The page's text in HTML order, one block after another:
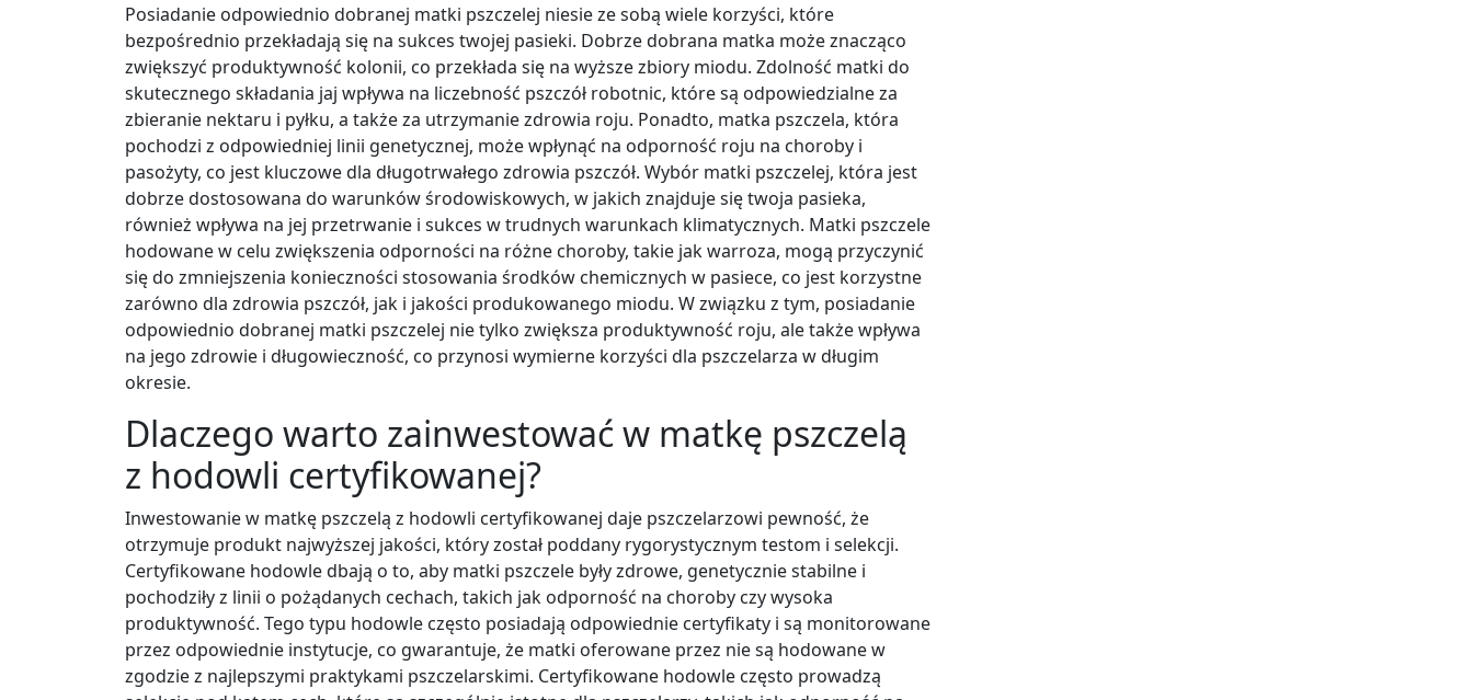
Posiadanie odpowiednio dobranej matki pszczelej niesie ze sobą wiele korzyści, które
bezpośrednio przekładają się na sukces twojej pasieki. Dobrze dobrana matka może znacząco
zwiększyć produktywność kolonii, co przekłada się na wyższe zbiory miodu. Zdolność matki do
skutecznego składania jaj wpływa na liczebność pszczół robotnic, które są odpowiedzialne za
zbieranie nektaru i pyłku, a także za utrzymanie zdrowia roju. Ponadto, matka pszczela, która
pochodzi z odpowiedniej linii genetycznej, może wpłynąć na odporność roju na choroby i
pasożyty, co jest kluczowe dla długotrwałego zdrowia pszczół. Wybór matki pszczelej, która jest
dobrze dostosowana do warunków środowiskowych, w jakich znajduje się twoja pasieka,
również wpływa na jej przetrwanie i sukces w trudnych warunkach klimatycznych. Matki pszczele
hodowane w celu zwiększenia odporności na różne choroby, takie jak warroza, mogą przyczynić
się do zmniejszenia konieczności stosowania środków chemicznych w pasiece, co jest korzystne
zarówno dla zdrowia pszczół, jak i jakości produkowanego miodu. W związku z tym, posiadanie
odpowiednio dobranej matki pszczelej nie tylko zwiększa produktywność roju, ale także wpływa
na jego zdrowie i długowieczność, co przynosi wymierne korzyści dla pszczelarza w długim
okresie.
Dlaczego warto zainwestować w matkę pszczelą
z hodowli certyfikowanej?
Inwestowanie w matkę pszczelą z hodowli certyfikowanej daje pszczelarzowi pewność, że
otrzymuje produkt najwyższej jakości, który został poddany rygorystycznym testom i selekcji.
Certyfikowane hodowle dbają o to, aby matki pszczele były zdrowe, genetycznie stabilne i
pochodziły z linii o pożądanych cechach, takich jak odporność na choroby czy wysoka
produktywność. Tego typu hodowle często posiadają odpowiednie certyfikaty i są monitorowane
przez odpowiednie instytucje, co gwarantuje, że matki oferowane przez nie są hodowane w
zgodzie z najlepszymi praktykami pszczelarskimi. Certyfikowane hodowle często prowadzą